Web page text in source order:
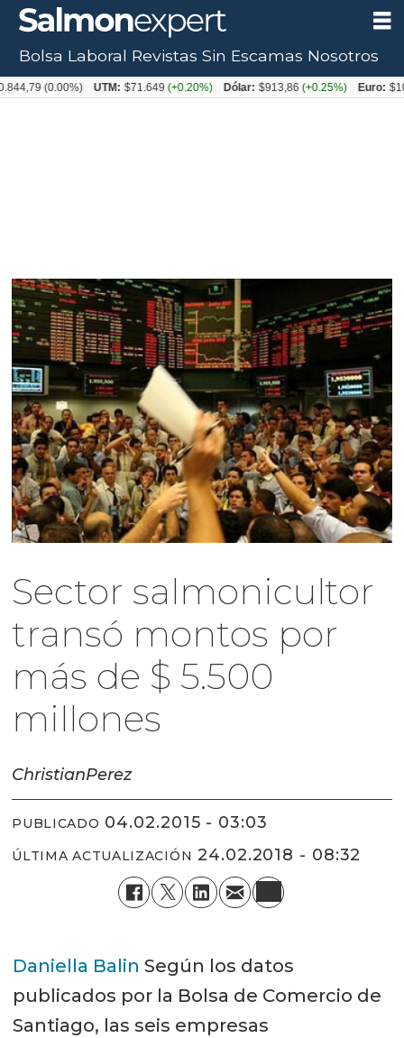
Sector salmonicultor
transó montos por
más de $ 5.500
millones
ChristianPerez
PUBLICADO 04.02.2015 - 03:03
ÚLTIMA ACTUALIZACIÓN 24.02.2018 - 08:32
Daniella Balin Según los datos
publicados por la Bolsa de Comercio de
Santiago, las seis empresas
Bolsa Laboral Revistas Sin Escamas Nosotros
(0.00%) UTM: $71.649(+0.20%) Dólar: $913,86(+0.25%) Euro: $1053,08